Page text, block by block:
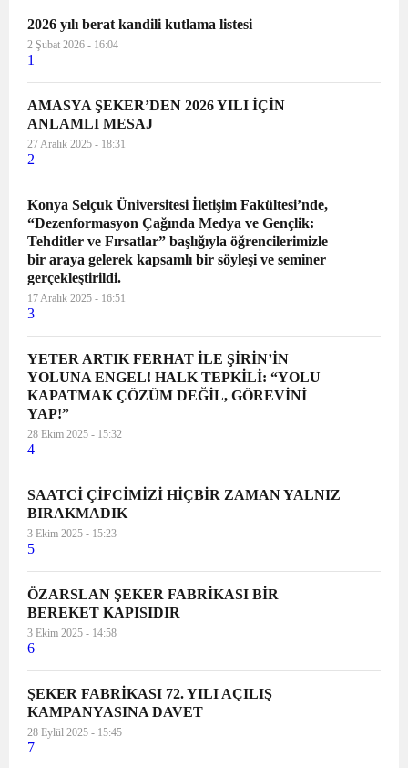
Kalkınma Eylem Planı kapsamında
Üretim...
2026 yılı berat kandili kutlama listesi
2 Şubat 2026 - 16:04
1
AMASYA ŞEKER’DEN 2026 YILI İÇİN
ANLAMLI MESAJ
27 Aralık 2025 - 18:31
2
Konya Selçuk Üniversitesi İletişim Fakültesi’nde,
“Dezenformasyon Çağında Medya ve Gençlik:
Tehditler ve Fırsatlar” başlığıyla öğrencilerimizle
bir araya gelerek kapsamlı bir söyleşi ve seminer
gerçekleştirildi.
17 Aralık 2025 - 16:51
3
YETER ARTIK FERHAT İLE ŞİRİN’İN
YOLUNA ENGEL! HALK TEPKİLİ: “YOLU
KAPATMAK ÇÖZÜM DEĞİL, GÖREVİNİ
YAP!”
28 Ekim 2025 - 15:32
4
SAATCİ ÇİFCİMİZİ HİÇBİR ZAMAN YALNIZ
BIRAKMADIK
3 Ekim 2025 - 15:23
5
ÖZARSLAN ŞEKER FABRİKASI BİR
BEREKET KAPISIDIR
3 Ekim 2025 - 14:58
6
ŞEKER FABRİKASI 72. YILI AÇILIŞ
KAMPANYASINA DAVET
28 Eylül 2025 - 15:45
7